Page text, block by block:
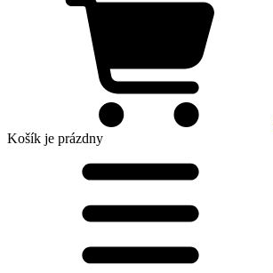
Košík je prázdny